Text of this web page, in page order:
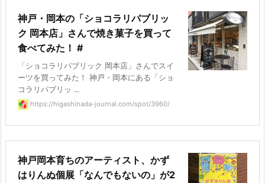
神戸・岡本の「ショコラリパブリッ
ク 岡本店」さんで焼き菓子を買って
食べてみた！ #
「ショコラリパブリック 岡本店」さんでスイ
ーツを買ってみた！ 神戸・岡本にある「ショ
コラリパブリッ ...
https://higashinada-journal.com/spot/3960/
神戸岡本育ちのアーティスト、かず
はりんぬ個展「なんでもないの」が2